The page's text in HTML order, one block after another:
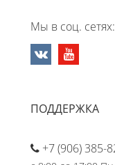
Мы в соц. сетях:
ПОДДЕРЖКА
+7 (906) 385-